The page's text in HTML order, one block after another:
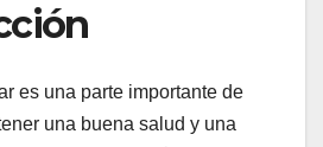
es una parte importante de
una buena salud y una